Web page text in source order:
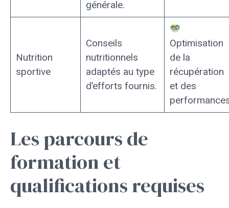
générale.
Nutrition
sportive
Conseils
nutritionnels
adaptés au type
d’efforts fournis.
Optimisation
de la
récupération
et des
Les parcours de
formation et
qualifications requises